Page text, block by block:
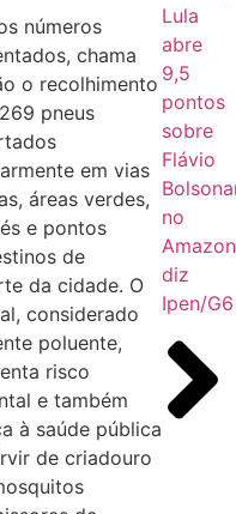
números
chama
o recolhimento
pneus
em vias
áreas verdes,
e pontos
de
da cidade. O
considerado
poluente,
risco
e também
à saúde pública
de criadouro
Lula
abre
9,5
pontos
sobre
Flávio
no
diz
Ipen/G6